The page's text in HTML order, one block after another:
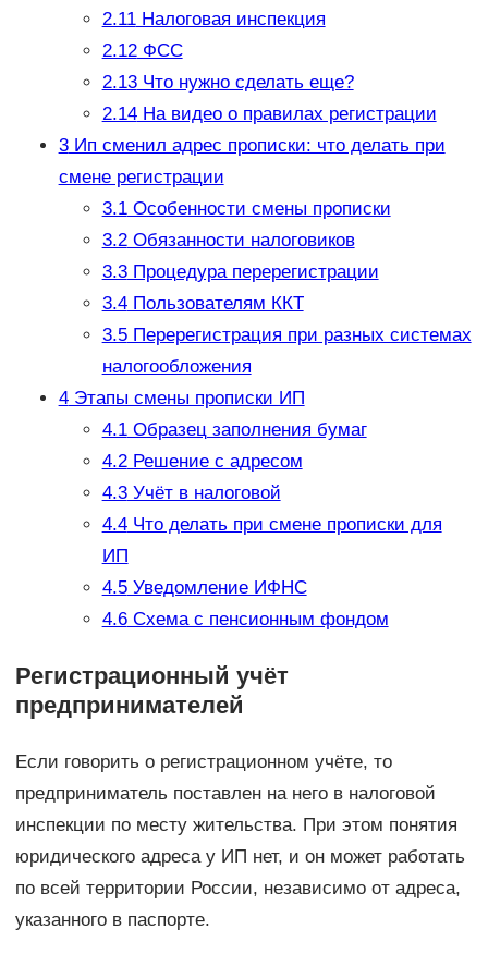
2.11Налоговая инспекция
2.12ФСС
2.13Что нужно сделать еще?
2.14На видео о правилах регистрации
3Ип сменил адрес прописки: что делать при
смене регистрации
3.1Особенности смены прописки
3.2Обязанности налоговиков
3.3Процедура перерегистрации
3.4Пользователям ККТ
3.5Перерегистрация при разных системах
налогообложения
4Этапы смены прописки ИП
4.1Образец заполнения бумаг
4.2Решение с адресом
4.3Учёт в налоговой
4.4Что делать при смене прописки для
ИП
4.5Уведомление ИФНС
4.6Схема с пенсионным фондом
Регистрационный учёт
предпринимателей
Если говорить о регистрационном учёте, то
предприниматель поставлен на него в налоговой
инспекции по месту жительства. При этом понятия
юридического адреса у ИП нет, и он может работать
по всей территории России, независимо от адреса,
указанного в паспорте.